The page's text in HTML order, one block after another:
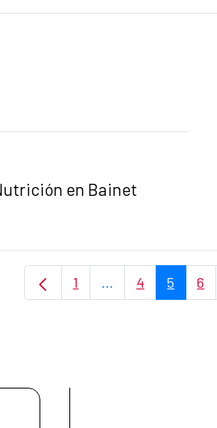
en Bainet
Página
1 ...PáginasPágina
4 Página
5 6